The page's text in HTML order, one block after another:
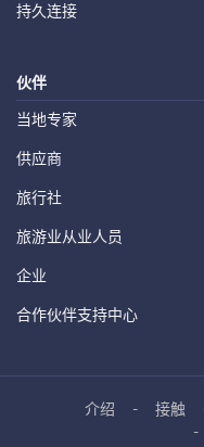
持久连接
伙伴
当地专家
供应商
旅行社
旅游业从业人员
企业
合作伙伴支持中心
介绍 接触